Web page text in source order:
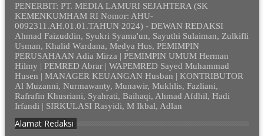
PENERBIT: PT. MEDIA LAMURI SEJAHTERA (SK
KEMENKUMHAM RI Nomor: AHU-
0092311.AH.01.01.TAHUN 2024) - DEWAN REDAKSI
Ahmad Faizuddin, Syukri Syama'un, Sayuthi Sulaiman, Zulkifli
Usman, Khalid Wardana, Medya Hus, PEMIMPIN
PERUSAHAAN Adia Mirza | PEMIMPIN UMUM Herman
Hilmy | PEMRED Abrar | WAPEMRED Sayed Muhammad
Husen | MANAGER KEUANGAN Husban | KONTRIBUTOR
Al Muzanni, Nurmawanty, Munawir, Mukhlis, Fazliani,
Rafrafin Khusriani, Syahrati, Baihaqi, Ahmad Afdhil, Hadi
Irfandi | SIRKULASI Rasyidi, M Ikbal, Adlan
Alamat Redaksi